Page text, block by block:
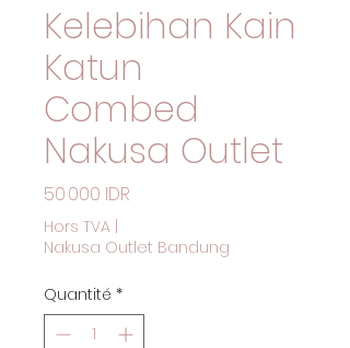
Kelebihan Kain
Katun
Combed
Nakusa Outlet
50 000 IDR
Hors TVA
Nakusa Outlet Bandung
Quantité *